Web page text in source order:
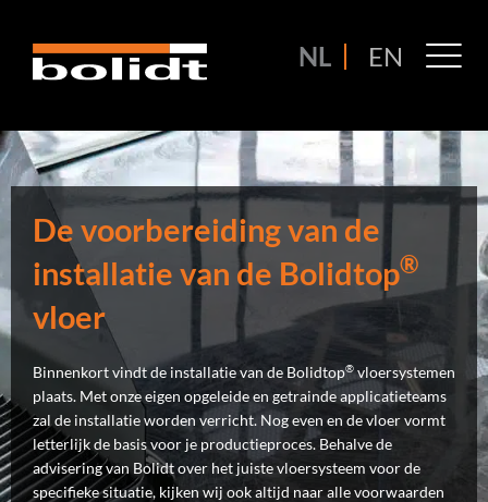
inhoud
NL EN
De voorbereiding van de
installatie van de Bolidtop®
vloer
Binnenkort vindt de installatie van de Bolidtop®vloersystemen
plaats. Met onze eigen opgeleide en getrainde applicatieteams
zal de installatie worden verricht. Nog even en de vloer vormt
letterlijk de basis voor je productieproces. Behalve de
advisering van Bolidt over het juiste vloersysteem voor de
specifieke situatie, kijken wij ook altijd naar alle voorwaarden